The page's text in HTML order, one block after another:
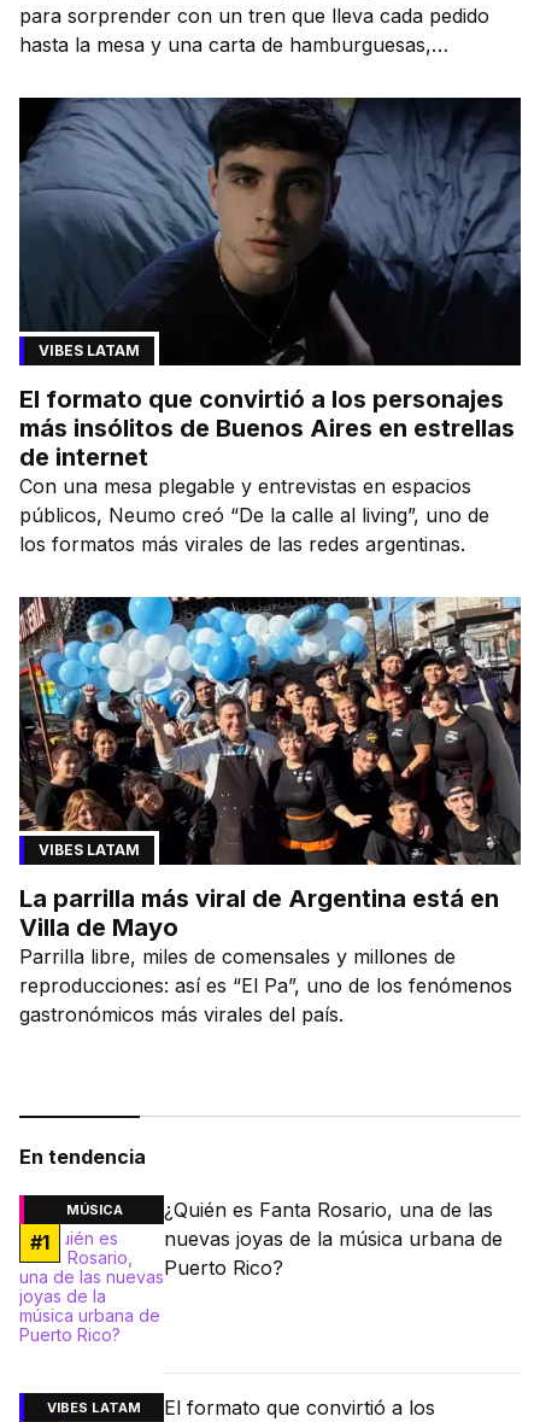
para sorprender con un tren que lleva cada pedido
hasta la mesa y una carta de hamburguesas,
VIBES LATAM
El formato que convirtió a los personajes
más insólitos de Buenos Aires en estrellas
de internet
Con una mesa plegable y entrevistas en espacios
públicos, Neumo creó “De la calle al living”, uno de
los formatos más virales de las redes argentinas.
VIBES LATAM
La parrilla más viral de Argentina está en
Villa de Mayo
Parrilla libre, miles de comensales y millones de
reproducciones: así es “El Pa”, uno de los fenómenos
gastronómicos más virales del país.
En tendencia
MÚSICA
#1
¿Quién es Fanta Rosario, una de las
nuevas joyas de la música urbana de
Puerto Rico?
VIBES LATAM
El formato que convirtió a los